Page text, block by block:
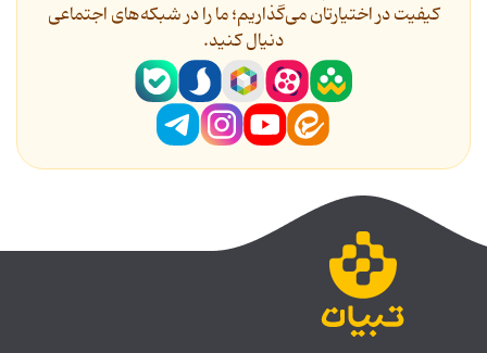
کیفیت در اختیارتان می‌گذاریم؛ ما را در شبکه‌های اجتماعی
دنیال کنید.